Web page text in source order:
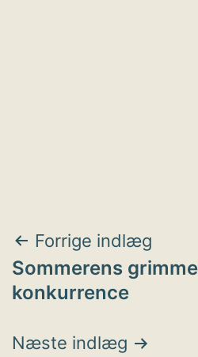
Forrige indlæg
Sommerens
konkurrence
Næste indlæg